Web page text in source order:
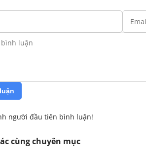
người đầu tiên bình luận!
cùng chuyên mục